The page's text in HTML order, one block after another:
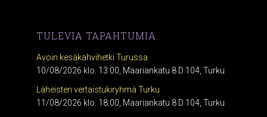
TULEVIA TAPAHTUMIA
Avoin kesäkahvihetki Turussa
10/08/2026 klo. 13:00, Maariankatu 8 D 104, Turku
Läheisten vertaistukiryhmä Turku
11/08/2026 klo. 18:00, Maariankatu 8 D 104, Turku